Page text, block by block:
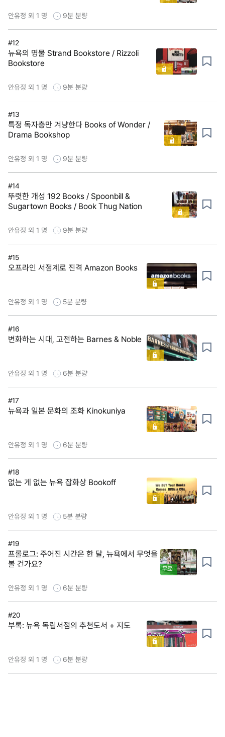
안유정 외 1 명 9분 분량
#12
뉴욕의 명물 Strand Bookstore / Rizzoli
Bookstore
안유정 외 1 명 9분 분량
#13
특정 독자층만 겨냥한다 Books of Wonder /
Drama Bookshop
안유정 외 1 명 9분 분량
#14
뚜렷한 개성 192 Books / Spoonbill &
Sugartown Books / Book Thug Nation
안유정 외 1 명 9분 분량
#15
오프라인 서점계로 진격 Amazon Books
안유정 외 1 명 5분 분량
#16
변화하는 시대, 고전하는 Barnes & Noble
안유정 외 1 명 6분 분량
#17
뉴욕과 일본 문화의 조화 Kinokuniya
안유정 외 1 명 6분 분량
#18
없는 게 없는 뉴욕 잡화상 Bookoff
안유정 외 1 명 5분 분량
#19
프롤로그: 주어진 시간은 한 달, 뉴욕에서 무엇을
볼 건가요?
무료
안유정 외 1 명 6분 분량
#20
부록: 뉴욕 독립서점의 추천도서 + 지도
안유정 외 1 명 6분 분량